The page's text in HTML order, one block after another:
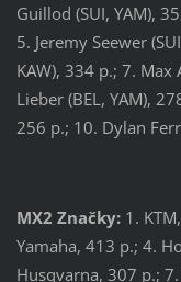
Guillod (SUI, YAM),
5. Jeremy Seewer
KAW), 334 p.; 7. Max
Lieber (BEL, YAM),
256 p.; 10. Dylan
MX2 Značky: 1.
Yamaha, 413 p.; 4.
Husqvarna, 307 p.;